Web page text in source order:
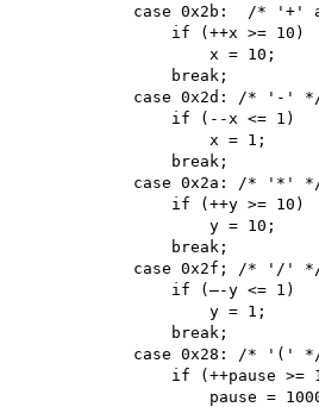
case 0x2b:  /* '+'
                if (++x >= 10)
                    x = 10;
                break;
case 0x2d: /* '-'
                if (--x <= 1)
                    x = 1;
                break;
case 0x2a: /* '*'
                if (++y >= 10)
                    y = 10;
                break;
case 0x2f; /* '/'
                if (—-y <= 1)
                    y = 1;
                break;
case 0x28: /* '('
if (++pause >=
pause =